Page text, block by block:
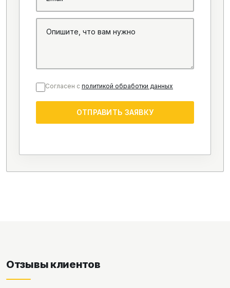
Согласен с политикой обработки данных
ОТПРАВИТЬ ЗАЯВКУ
Отзывы клиентов